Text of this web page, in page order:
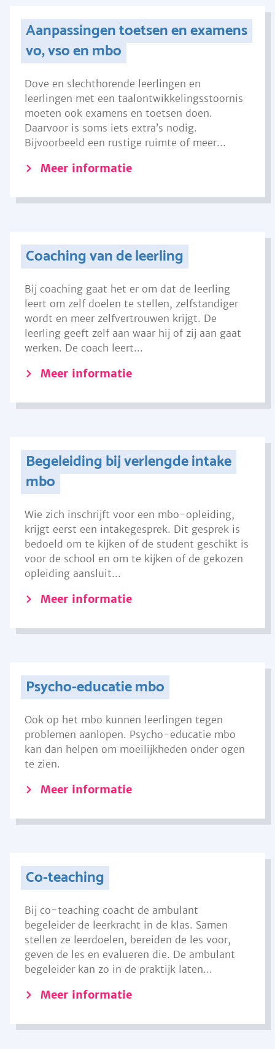
Aanpassingen toetsen en examens
vo, vso en mbo
Dove en slechthorende leerlingen en
leerlingen met een taalontwikkelingsstoornis
moeten ook examens en toetsen doen.
Daarvoor is soms iets extra’s nodig.
Bijvoorbeeld een rustige ruimte of meer...
Meer informatie
Coaching van de leerling
Bij coaching gaat het er om dat de leerling
leert om zelf doelen te stellen, zelfstandiger
wordt en meer zelfvertrouwen krijgt. De
leerling geeft zelf aan waar hij of zij aan gaat
werken. De coach leert...
Meer informatie
Begeleiding bij verlengde intake
mbo
Wie zich inschrijft voor een mbo-opleiding,
krijgt eerst een intakegesprek. Dit gesprek is
bedoeld om te kijken of de student geschikt is
voor de school en om te kijken of de gekozen
opleiding aansluit...
Meer informatie
Psycho-educatie mbo
Ook op het mbo kunnen leerlingen tegen
problemen aanlopen. Psycho-educatie mbo
kan dan helpen om moeilijkheden onder ogen
te zien.
Meer informatie
Co-teaching
Bij co-teaching coacht de ambulant
begeleider de leerkracht in de klas. Samen
stellen ze leerdoelen, bereiden de les voor,
geven de les en evalueren die. De ambulant
begeleider kan zo in de praktijk laten...
Meer informatie